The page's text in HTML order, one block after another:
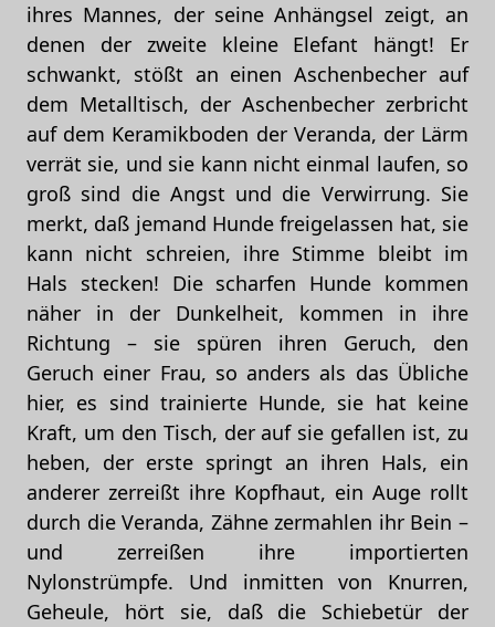
ihres Mannes, der seine Anhängsel zeigt, an
denen der zweite kleine Elefant hängt! Er
schwankt, stößt an einen Aschenbecher auf
dem Metalltisch, der Aschenbecher zerbricht
auf dem Keramikboden der Veranda, der Lärm
verrät sie, und sie kann nicht einmal laufen, so
groß sind die Angst und die Verwirrung. Sie
merkt, daß jemand Hunde freigelassen hat, sie
kann nicht schreien, ihre Stimme bleibt im
Hals stecken! Die scharfen Hunde kommen
näher in der Dunkelheit, kommen in ihre
Richtung – sie spüren ihren Geruch, den
Geruch einer Frau, so anders als das Übliche
hier, es sind trainierte Hunde, sie hat keine
Kraft, um den Tisch, der auf sie gefallen ist, zu
heben, der erste springt an ihren Hals, ein
anderer zerreißt ihre Kopfhaut, ein Auge rollt
durch die Veranda, Zähne zermahlen ihr Bein –
und zerreißen ihre importierten
Nylonstrümpfe. Und inmitten von Knurren,
Geheule, hört sie, daß die Schiebetür der